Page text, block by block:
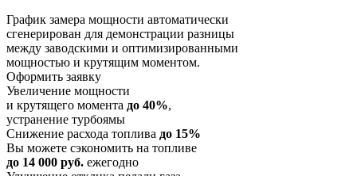
График замера мощности автоматически
сгенерирован для демонстрации разницы
между заводскими и оптимизированными
мощностью и крутящим моментом.
Оформить заявку
Увеличение мощности
и крутящего момента до 40%,
устранение турбоямы
Снижение расхода топлива до 15%
Вы можете сэкономить на топливе
до 14 000 руб. ежегодно